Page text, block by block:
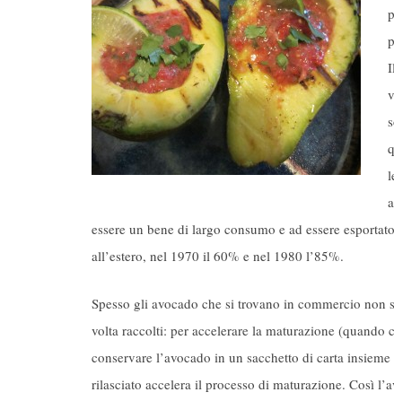
essere un bene di largo consumo e ad essere
all’estero, nel 1970 il 60% e nel 1980 l’85%.
Spesso gli avocado che si trovano in commercio
volta raccolti: per accelerare la maturazione
conservare l’avocado in un sacchetto di carta
rilasciato accelera il processo di maturazione. Così